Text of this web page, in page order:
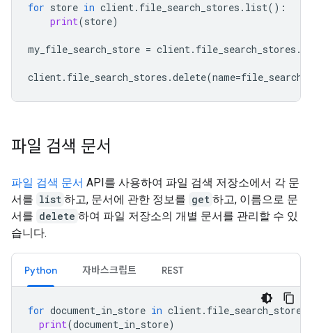
for store in client. file_search_stores . list():
print(store)
my_file_search_store = client. file_search_stores .
client. file_search_stores .delete(name=
파일 검색 문서
파일 검색 문서 API를 사용하여 파일 검색 저장소에서 각 문
서를 list 하고, 문서에 관한 정보를 get 하고, 이름으로 문
서를 delete 하여 파일 저장소의 개별 문서를 관리할 수 있
습니다.
Python 자바스크립트 REST
for document_in_store in client. file_search_stores
print(document_in_store)